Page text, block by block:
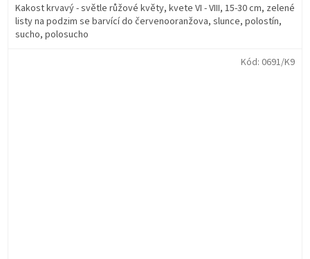
Kakost krvavý - světle růžové květy, kvete VI - VIII, 15-30 cm, zelené
listy na podzim se barvící do červenooranžova, slunce, polostín,
sucho, polosucho
Kód: 0691/K9